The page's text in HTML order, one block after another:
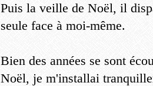
Puis la veille de Noël, il
seule face à moi-même.
Bien des années se sont
Noël, je m'installai